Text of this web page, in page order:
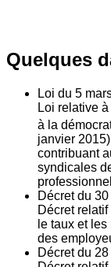
Quelques
Loi du 5
Loi relative
à la
janvier
contribuant
syndicales
Décret du 30
Décret
le taux et
des
Décret du 28